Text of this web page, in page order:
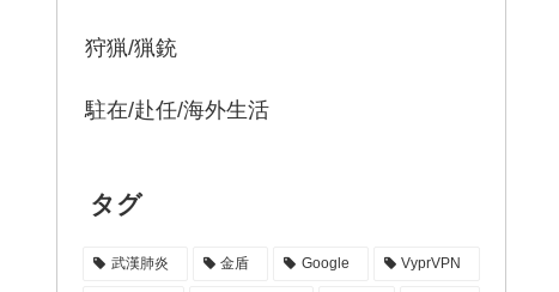
狩猟/猟銃
駐在/赴任/海外生活
タグ
武漢肺炎 金盾 Google VyprVPN